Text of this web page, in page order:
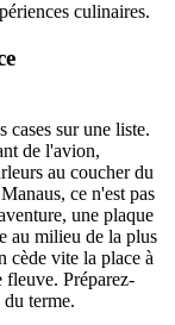
culinaires.
cases sur une liste.
de l'avion,
au coucher du
ce n'est pas
une plaque
au milieu de la plus
cède vite la place à
Préparez-
du terme.